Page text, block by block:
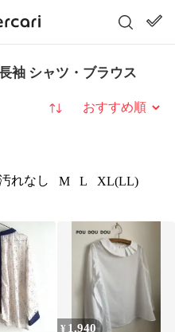
袖 シャツ・ブラウス
並び替え
れなし M L
XL(LL)
¥ 1,940